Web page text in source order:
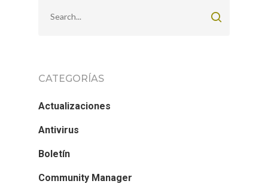
CATEGORÍAS
Actualizaciones
Antivirus
Boletín
Community Manager